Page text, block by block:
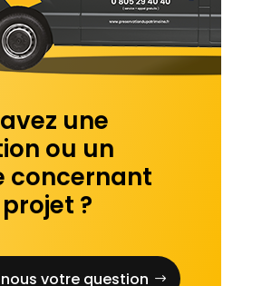
une
ou un
concernant
?
votre question